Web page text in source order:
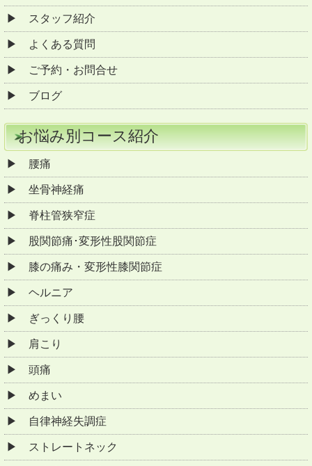
スタッフ紹介
よくある質問
ご予約・お問合せ
ブログ
お悩み別コース紹介
腰痛
坐骨神経痛
脊柱管狭窄症
股関節痛･変形性股関節症
膝の痛み・変形性膝関節症
ヘルニア
ぎっくり腰
肩こり
頭痛
めまい
自律神経失調症
ストレートネック